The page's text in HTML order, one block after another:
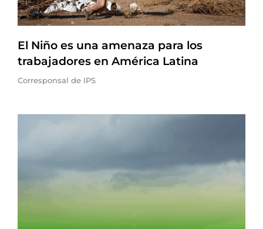
El Niño es una amenaza para los
trabajadores en América Latina
Corresponsal de IPS